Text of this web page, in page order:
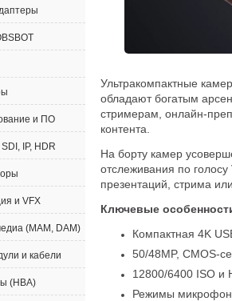
и ПО
IP, HDR
и VFX
(MAM, DAM)
и кабели
(HBA)
Ультракомпактные
обладают богатым
стримерам, онлайн-
контента.
На борту камер
отслеживания по
презентаций, стрима
Ключевые
Компактная 4K
50/48МP, CMOS-
12800/6400 ISO и
Режимы